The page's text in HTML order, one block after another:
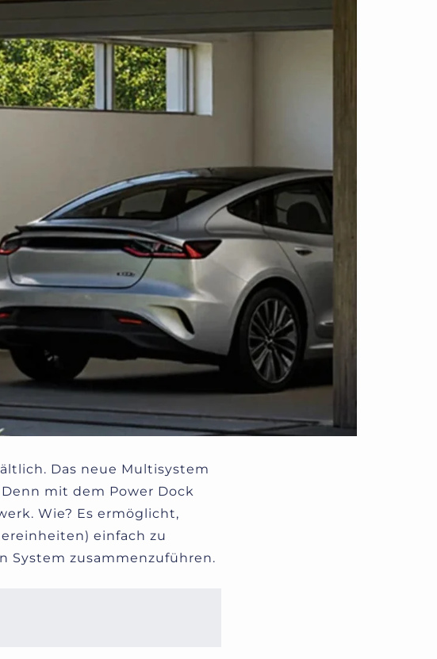
Das neue Multisystem
mit dem Power Dock
Wie? Es ermöglicht,
einfach zu
System zusammenzuführen.